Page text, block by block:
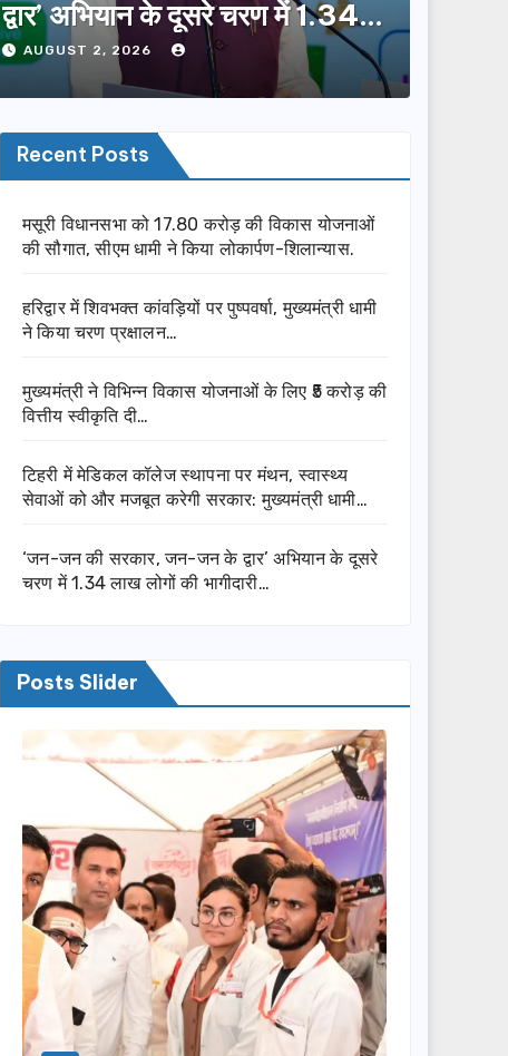
द्वार’ अभियान के दूसरे चरण में 1.34
लाख लोगों की भागीदारी…
AUGUST 2, 2026
Recent Posts
मसूरी विधानसभा को 17.80 करोड़ की विकास योजनाओं
की सौगात, सीएम धामी ने किया लोकार्पण-शिलान्यास.
हरिद्वार में शिवभक्त कांवड़ियों पर पुष्पवर्षा, मुख्यमंत्री धामी
ने किया चरण प्रक्षालन…
मुख्यमंत्री ने विभिन्न विकास योजनाओं के लिए ₹5 करोड़ की
वित्तीय स्वीकृति दी…
टिहरी में मेडिकल कॉलेज स्थापना पर मंथन, स्वास्थ्य
सेवाओं को और मजबूत करेगी सरकार: मुख्यमंत्री धामी…
‘जन-जन की सरकार, जन-जन के द्वार’ अभियान के दूसरे
चरण में 1.34 लाख लोगों की भागीदारी…
Posts Slider